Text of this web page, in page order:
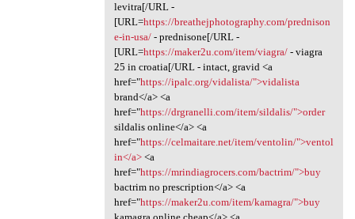
levitra[/URL -
[URL=https://breathejphotography.com/prednison
e-in-usa/- prednisone[/URL -
[URL=https://maker2u.com/item/viagra/- viagra
25 in croatia[/URL - intact, gravid <a
href="https://ipalc.org/vidalista/">vidalista
brand</a> <a
href="https://drgranelli.com/item/sildalis/">order
sildalis online</a> <a
href="https://celmaitare.net/item/ventolin/">ventol
in</a><a
href="https://mrindiagrocers.com/bactrim/">buy
bactrim no prescription</a> <a
href="https://maker2u.com/item/kamagra/">buy